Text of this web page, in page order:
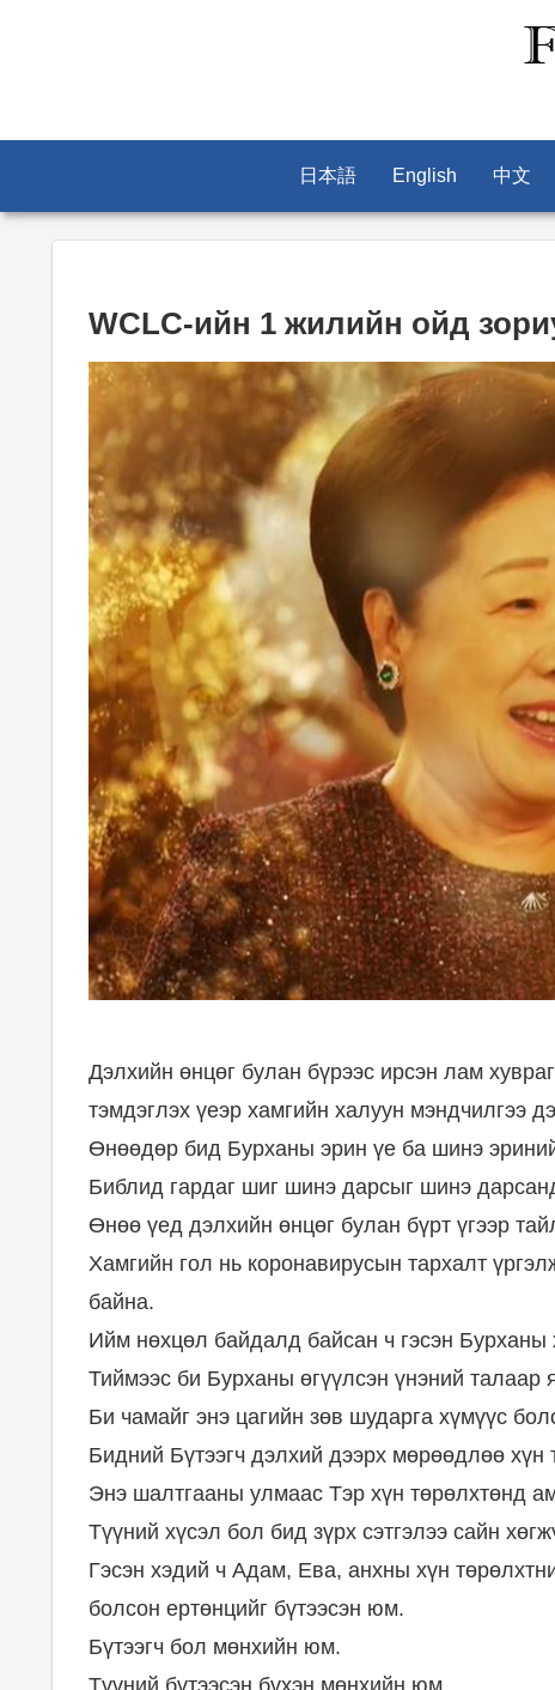
日本語 English 中文
WCLC-ийн 1 жилийн ойд
Дэлхийн өнцөг булан бүрээс ирсэн лам
тэмдэглэх үеэр хамгийн халуун мэндчилгээ
Өнөөдөр бид Бурханы эрин үе ба шинэ
Библид гардаг шиг шинэ дарсыг шинэ
Өнөө үед дэлхийн өнцөг булан бүрт үгээр
Хамгийн гол нь коронавирусын тархалт
байна.
Ийм нөхцөл байдалд байсан ч гэсэн Бурханы
Тиймээс би Бурханы өгүүлсэн үнэний талаар
Би чамайг энэ цагийн зөв шударга хүмүүс
Бидний Бүтээгч дэлхий дээрх мөрөөдлөө хүн
Энэ шалтгааны улмаас Тэр хүн төрөлхтөнд
Түүний хүсэл бол бид зүрх сэтгэлээ сайн
Гэсэн хэдий ч Адам, Ева, анхны хүн
болсон ертөнцийг бүтээсэн юм.
Бүтээгч бол мөнхийн юм.
Түүний бүтээсэн бүхэн мөнхийн юм.